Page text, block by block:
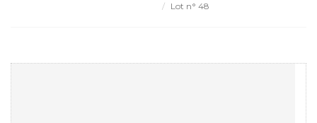
Lot n° 48